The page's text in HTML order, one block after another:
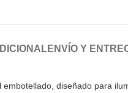
ENVÍO Y
embotellado, diseñado para